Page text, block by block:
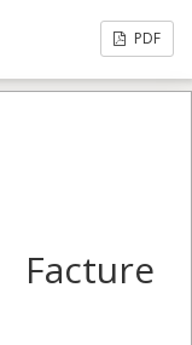
PDF
Facture